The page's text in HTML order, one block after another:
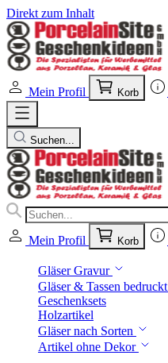
Direkt zum Inhalt
Mein Profil Korb
Suchen...
Mein Profil Korb
Gläser Gravur
Gläser & Tassen bedruckt
Geschenksets
Holzartikel
Gläser nach Sorten
Artikel ohne Dekor